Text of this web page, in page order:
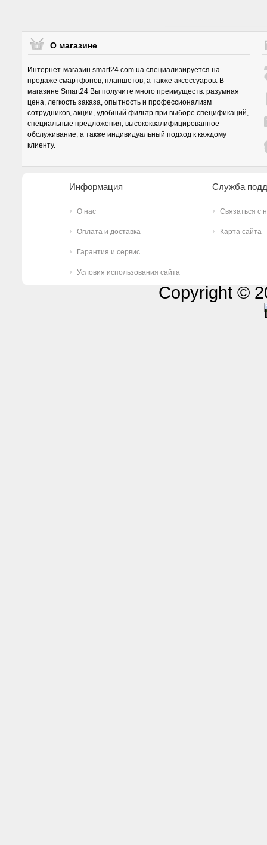
О магазине
Интернет-магазин smart24.com.ua специализируется на
продаже смартфонов, планшетов, а также аксессуаров. В
магазине Smart24 Вы получите много преимуществ: разумная
цена, легкость заказа, опытность и профессионализм
сотрудников, акции, удобный фильтр при выборе спецификаций,
специальные предложения, высококвалифицированное
обслуживание, а также индивидуальный подход к каждому
клиенту.
Информация
О нас
Оплата и доставка
Гарантия и сервис
Условия использования сайта
Служба
Связаться с
Карта сайта
Copyright ©